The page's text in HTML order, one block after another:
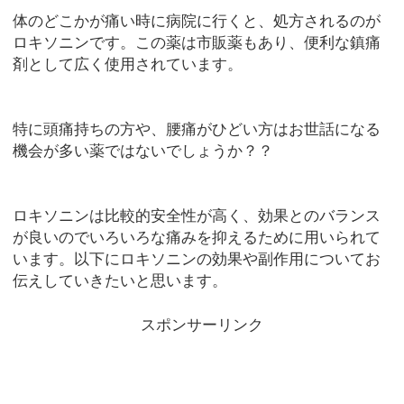
体のどこかが痛い時に病院に行くと、処方されるのが
ロキソニンです。この薬は市販薬もあり、便利な鎮痛
剤として広く使用されています。
特に頭痛持ちの方や、腰痛がひどい方はお世話になる
機会が多い薬ではないでしょうか？？
ロキソニンは比較的安全性が高く、効果とのバランス
が良いのでいろいろな痛みを抑えるために用いられて
います。以下にロキソニンの効果や副作用についてお
伝えしていきたいと思います。
スポンサーリンク